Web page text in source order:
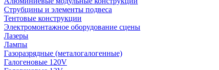
Струбцины и элементы подвеса
Тентовые конструкции
Электромонтажное оборудование сцены
Лазеры
Лампы
Газоразрядные (металогалогенные)
Галогеновые 120V